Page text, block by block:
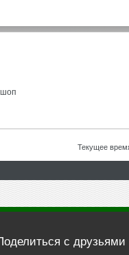
Текущее
с друзьями